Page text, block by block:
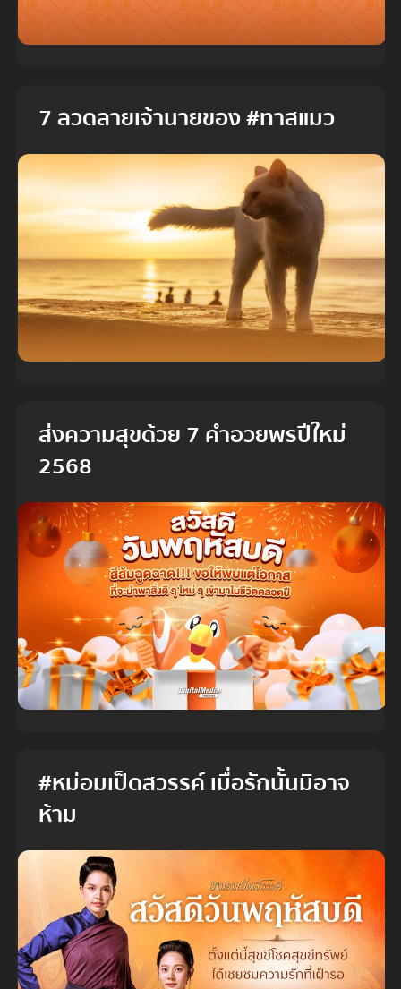
7 ลวดลายเจ้านายของ #ทาสแมว
ส่งความสุขด้วย 7 คำอวยพรปีใหม่
2568
#หม่อมเป็ดสวรรค์ เมื่อรักนั้นมิอาจ
ห้าม